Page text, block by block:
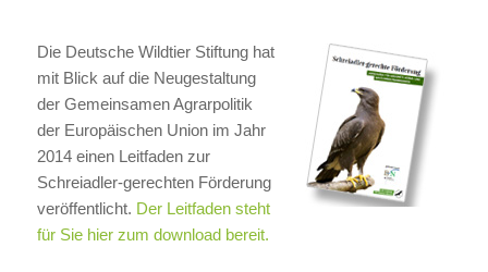
Die Deutsche Wildtier Stiftung hat
mit Blick auf die Neugestaltung
der Gemeinsamen Agrarpolitik
der Europäischen Union im Jahr
2014 einen Leitfaden zur
Schreiadler-gerechten Förderung
veröffentlicht. Der Leitfaden steht
für Sie hier zum download bereit.